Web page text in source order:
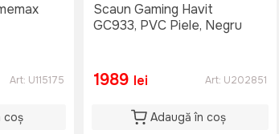
Art: U115175
coș
Scaun Gaming Havit
GC933, PVC Piele, Negru
1989 lei Art: U202851
Adaugă în coș